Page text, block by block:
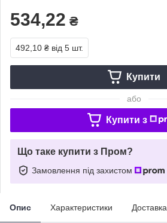
534,22 ₴
492,10 ₴ від 5 шт.
Купити
або
Купити з
Що таке купити з Пром?
Замовлення під захистом
Опис Характеристики Доставка